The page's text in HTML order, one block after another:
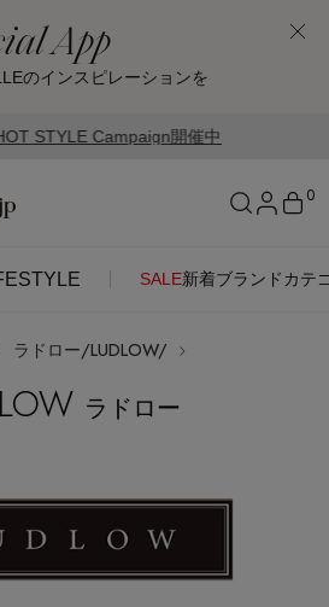
App
のインスピレーションを
開催中
SALE新着ブランド カテ
0
ログイン
新規会員登録
SEE RESULTS
ラドロー/LUDLOW/
ラドロー